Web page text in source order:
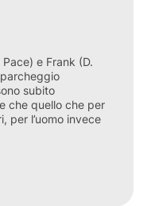
e Frank (D.
subito
che quello che per
per l’uomo invece